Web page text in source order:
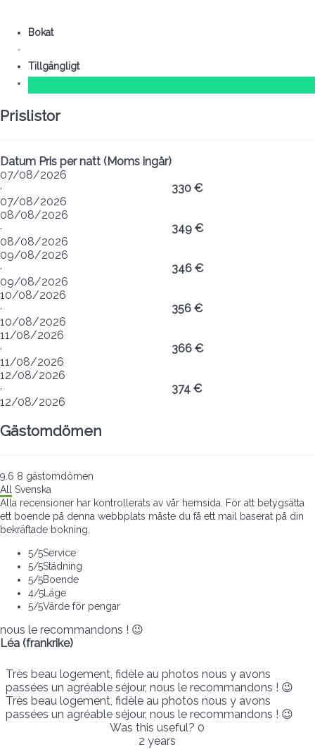
Bokat
Tillgängligt
Prislistor
Datum Pris per natt (Moms ingår)
07/08/2026
·
07/08/2026
330 €
08/08/2026
·
08/08/2026
349 €
09/08/2026
·
09/08/2026
346 €
10/08/2026
·
10/08/2026
356 €
11/08/2026
·
11/08/2026
366 €
12/08/2026
·
12/08/2026
374 €
Gästomdömen
9.6 8 gästomdömen
All Svenska
Alla recensioner har kontrollerats av vår hemsida. För att betygsätta
ett boende på denna webbplats måste du få ett mail baserat på din
bekräftade bokning.
5/5Service
5/5Städning
5/5Boende
4/5Läge
5/5Värde för pengar
nous le recommandons ! 😉
Léa (frankrike)
Très beau logement, fidèle au photos nous y avons
passées un agréable séjour, nous le recommandons ! 😉
Très beau logement, fidèle au photos nous y avons
passées un agréable séjour, nous le recommandons ! 😉
Was this useful? 0
2 years